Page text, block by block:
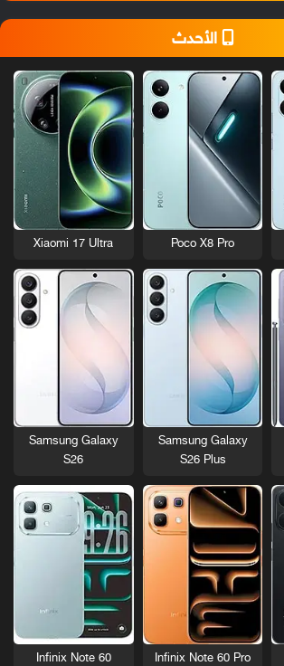
الأحدث
Poco X8 Pro
Xiaomi 17 Ultra
Samsung Galaxy
S26 Plus
Samsung Galaxy
S26
Infinix Note 60 Pro
Infinix Note 60